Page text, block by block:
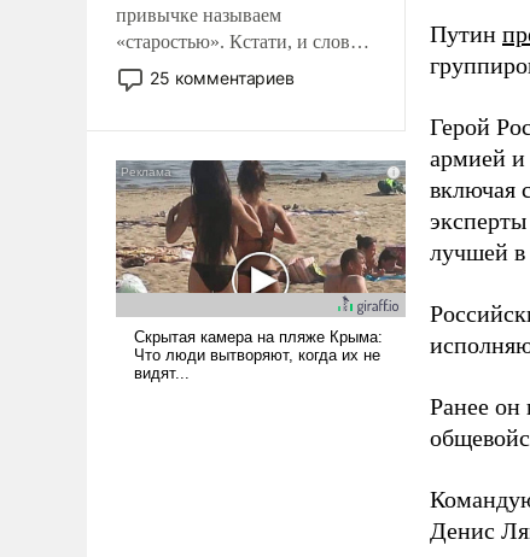
привычке называем
«старостью». Кстати, и слово-
то это уже стараются не
использовать – так же, как
что оно уже несет негативные
коннотации.
25 комментариев
Путин
Герой
армией и
включая
эксперты
лучшей в
Ранее он
Денис